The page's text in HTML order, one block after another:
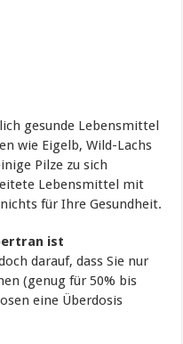
gesunde Lebensmittel
wie Eigelb, Wild-Lachs
Pilze zu sich
Lebensmittel mit
für Ihre Gesundheit.
ist
darauf, dass Sie nur
(genug für 50% bis
eine Überdosis